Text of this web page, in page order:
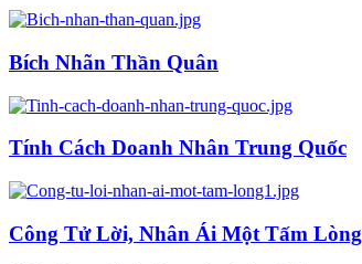
Bích Nhãn Thần Quân
Tính Cách Doanh Nhân Trung Quốc
Công Tử Lời, Nhân Ái Một Tấm Lòng